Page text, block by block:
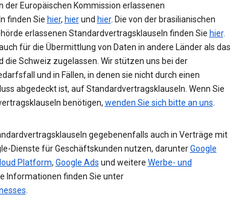
der Europäischen Kommission erlassenen
finden Sie hier, hierund hier. Die von der brasilianischen
erlassenen Standardvertragsklauseln finden Sie hier.
für die Übermittlung von Daten in andere Länder als das
die Schweiz zugelassen. Wir stützen uns bei der
und in Fällen, in denen sie nicht durch einen
abgedeckt ist, auf Standardvertragsklauseln. Wenn Sie
benötigen, wenden Sie sich bitte an uns.
gegebenenfalls auch in Verträge mit
Dienste für Geschäftskunden nutzen, darunterGoogle
Platform, Google Ads und weitere Werbe- und
Informationen finden Sie unter
.